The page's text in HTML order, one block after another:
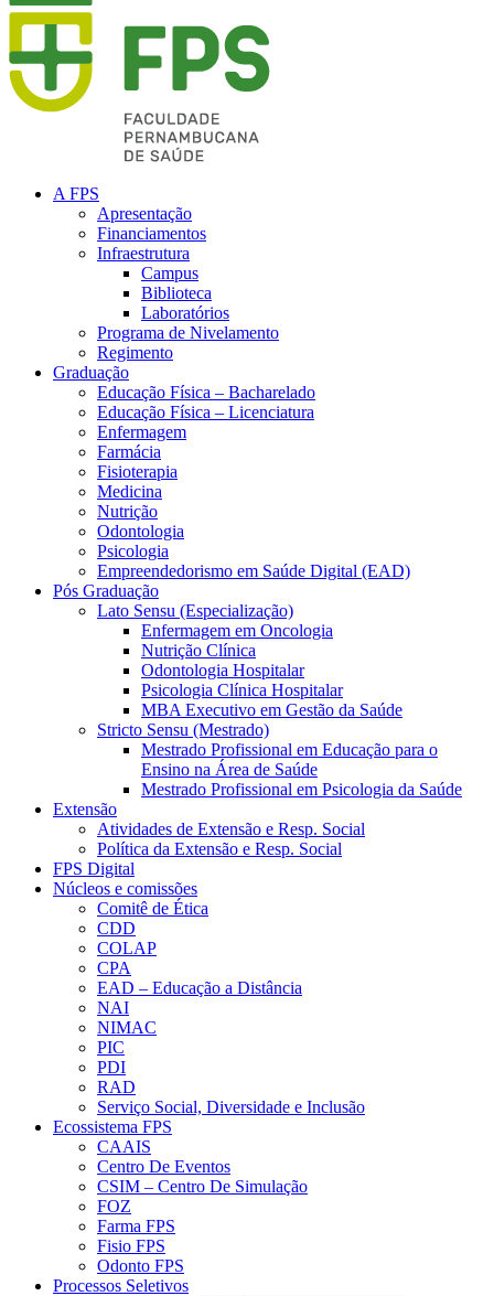
A FPS
Apresentação
Financiamentos
Infraestrutura
Campus
Biblioteca
Laboratórios
Programa de Nivelamento
Regimento
Graduação
Educação Física – Bacharelado
Educação Física – Licenciatura
Enfermagem
Farmácia
Fisioterapia
Medicina
Nutrição
Odontologia
Psicologia
Empreendedorismo em Saúde Digital (EAD)
Pós Graduação
Lato Sensu (Especialização)
Enfermagem em Oncologia
Nutrição Clínica
Odontologia Hospitalar
Psicologia Clínica Hospitalar
MBA Executivo em Gestão da Saúde
Stricto Sensu (Mestrado)
Mestrado Profissional em Educação para o
Ensino na Área de Saúde
Mestrado Profissional em Psicologia da Saúde
Extensão
Atividades de Extensão e Resp. Social
Política da Extensão e Resp. Social
FPS Digital
Núcleos e comissões
Comitê de Ética
CDD
COLAP
CPA
EAD – Educação a Distância
NAI
NIMAC
PIC
PDI
RAD
Serviço Social, Diversidade e Inclusão
Ecossistema FPS
CAAIS
Centro De Eventos
CSIM – Centro De Simulação
FOZ
Farma FPS
Fisio FPS
Odonto FPS
Processos Seletivos